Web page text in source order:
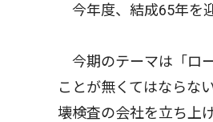
今年度、結成65年を
今期のテーマは「ロ
ことが無くてはならな
壊検査の会社を立ち上